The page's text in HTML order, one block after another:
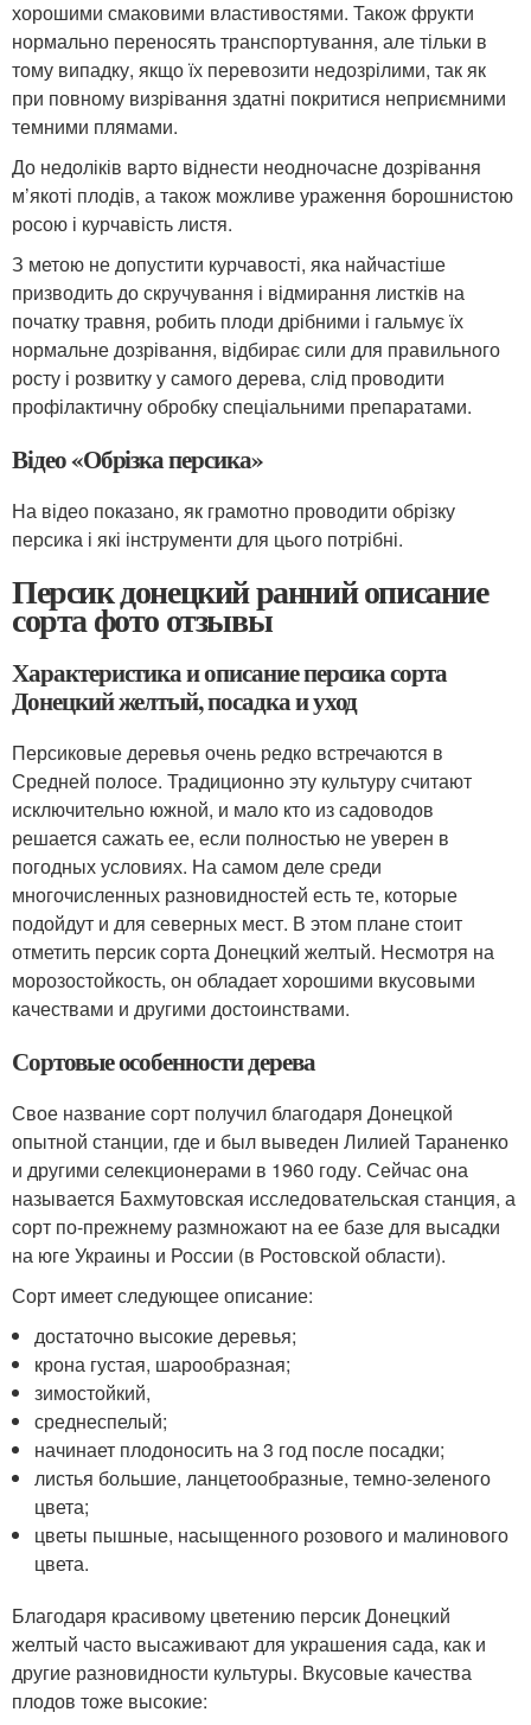
хорошими смаковими властивостями. Також фрукти
нормально переносять транспортування, але тільки в
тому випадку, якщо їх перевозити недозрілими, так як
при повному визрівання здатні покритися неприємними
темними плямами.
До недоліків варто віднести неодночасне дозрівання
м’якоті плодів, а також можливе ураження борошнистою
росою і курчавість листя.
З метою не допустити курчавості, яка найчастіше
призводить до скручування і відмирання листків на
початку травня, робить плоди дрібними і гальмує їх
нормальне дозрівання, відбирає сили для правильного
росту і розвитку у самого дерева, слід проводити
профілактичну обробку спеціальними препаратами.
Відео «Обрізка персика»
На відео показано, як грамотно проводити обрізку
персика і які інструменти для цього потрібні.
Персик донецкий ранний описание
сорта фото отзывы
Характеристика и описание персика сорта
Донецкий желтый, посадка и уход
Персиковые деревья очень редко встречаются в
Средней полосе. Традиционно эту культуру считают
исключительно южной, и мало кто из садоводов
решается сажать ее, если полностью не уверен в
погодных условиях. На самом деле среди
многочисленных разновидностей есть те, которые
подойдут и для северных мест. В этом плане стоит
отметить персик сорта Донецкий желтый. Несмотря на
морозостойкость, он обладает хорошими вкусовыми
качествами и другими достоинствами.
Сортовые особенности дерева
Свое название сорт получил благодаря Донецкой
опытной станции, где и был выведен Лилией Тараненко
и другими селекционерами в 1960 году. Сейчас она
называется Бахмутовская исследовательская станция, а
сорт по-прежнему размножают на ее базе для высадки
на юге Украины и России (в Ростовской области).
Сорт имеет следующее описание:
достаточно высокие деревья;
крона густая, шарообразная;
зимостойкий,
среднеспелый;
начинает плодоносить на 3 год после посадки;
листья большие, ланцетообразные, темно-зеленого
цвета;
цветы пышные, насыщенного розового и малинового
цвета.
Благодаря красивому цветению персик Донецкий
желтый часто высаживают для украшения сада, как и
другие разновидности культуры. Вкусовые качества
плодов тоже высокие: